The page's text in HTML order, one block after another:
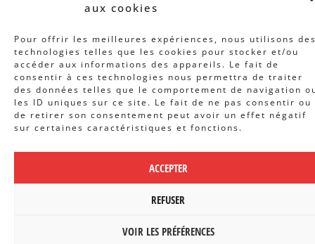
aux cookies
Pour offrir les meilleures expériences, nous utilisons
technologies telles que les cookies pour stocker et/ou
accéder aux informations des appareils. Le fait de
consentir à ces technologies nous permettra de traiter
des données telles que le comportement de navigation
les ID uniques sur ce site. Le fait de ne pas consentir ou
de retirer son consentement peut avoir un effet négatif
sur certaines caractéristiques et fonctions.
ACCEPTER
REFUSER
VOIR LES PRÉFÉRENCES